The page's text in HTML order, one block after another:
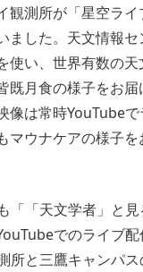
観測所が「星空ラ
ました。天文情報
使い、世界有数の
既月食の様子をお
像は常時YouTube
マウナケアの様子
「「天文学者」と
でのライブ
所と三鷹キャンパ